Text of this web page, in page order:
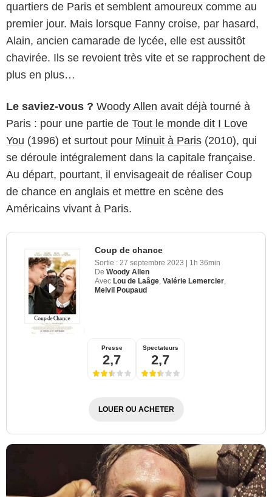
quartiers de Paris et semblent amoureux comme au
premier jour. Mais lorsque Fanny croise, par hasard,
Alain, ancien camarade de lycée, elle est aussitôt
chavirée. Ils se revoient très vite et se rapprochent de
plus en plus…
Le saviez-vous ? Woody Allen avait déjà tourné à
Paris : pour une partie de Tout le monde dit I Love
You (1996) et surtout pour Minuit à Paris (2010), qui
se déroule intégralement dans la capitale française.
Au départ, pourtant, il envisageait de réaliser Coup
de chance en anglais et mettre en scène des
Américains vivant à Paris.
Coup de chance
Sortie : 27 septembre 2023
1h 36min
De Woody Allen
Avec Lou de Laâge, Valérie Lemercier,
Melvil Poupaud
Presse
2,7
Spectateurs
2,7
LOUER OU ACHETER